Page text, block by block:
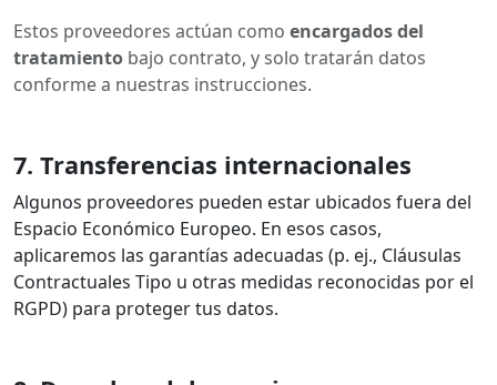
Estos proveedores actúan como encargados del
tratamiento bajo contrato, y solo tratarán datos
conforme a nuestras instrucciones.
7. Transferencias internacionales
Algunos proveedores pueden estar ubicados fuera del
Espacio Económico Europeo. En esos casos,
aplicaremos las garantías adecuadas (p. ej., Cláusulas
Contractuales Tipo u otras medidas reconocidas por el
RGPD) para proteger tus datos.